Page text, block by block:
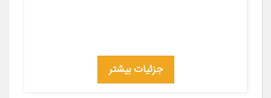
جزئیات بیشتر